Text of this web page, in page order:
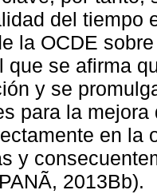
del tiempo
la OCDE
que se afirma
y se
para la
en la
y
2013Bb).